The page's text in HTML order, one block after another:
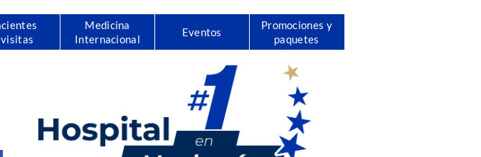
Medicina
Internacional
Eventos
Promociones y
paquetes